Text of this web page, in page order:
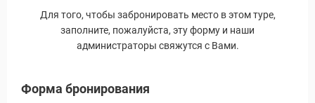
Для того, чтобы забронировать место в этом туре,
заполните, пожалуйста, эту форму и наши
администраторы свяжутся с Вами.
Форма бронирования